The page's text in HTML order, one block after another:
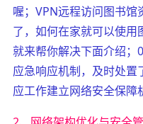
喔；VPN远程访问图书
了，如何在家就可以使用
就来帮你解决下面介绍
应急响应机制，及时处置
应工作建立网络安全保障